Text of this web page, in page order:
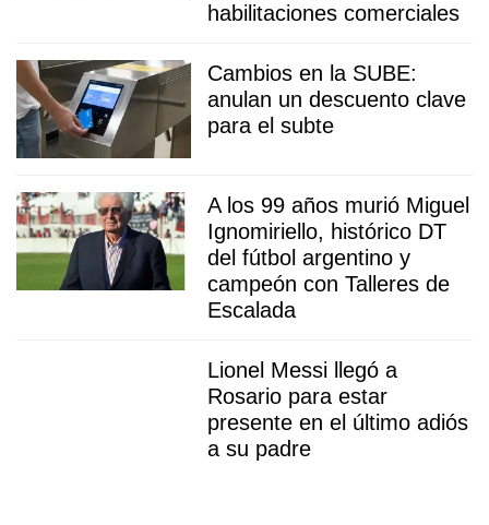
habilitaciones comerciales
Cambios en la SUBE:
anulan un descuento clave
para el subte
A los 99 años murió Miguel
Ignomiriello, histórico DT
del fútbol argentino y
campeón con Talleres de
Escalada
Lionel Messi llegó a
Rosario para estar
presente en el último adiós
a su padre